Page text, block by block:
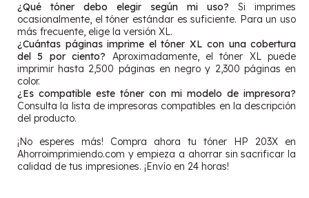
¿Qué tóner debo elegir según mi uso? Si imprimes
ocasionalmente, el tóner estándar es suficiente. Para un uso
más frecuente, elige la versión XL.
¿Cuántas páginas imprime el tóner XL con una cobertura
del 5 por ciento? Aproximadamente, el tóner XL puede
imprimir hasta 2,500 páginas en negro y 2,300 páginas en
color.
¿Es compatible este tóner con mi modelo de impresora?
Consulta la lista de impresoras compatibles en la descripción
del producto.
¡No esperes más! Compra ahora tu tóner HP 203X en
Ahorroimprimiendo.com y empieza a ahorrar sin sacrificar la
calidad de tus impresiones. ¡Envío en 24 horas!